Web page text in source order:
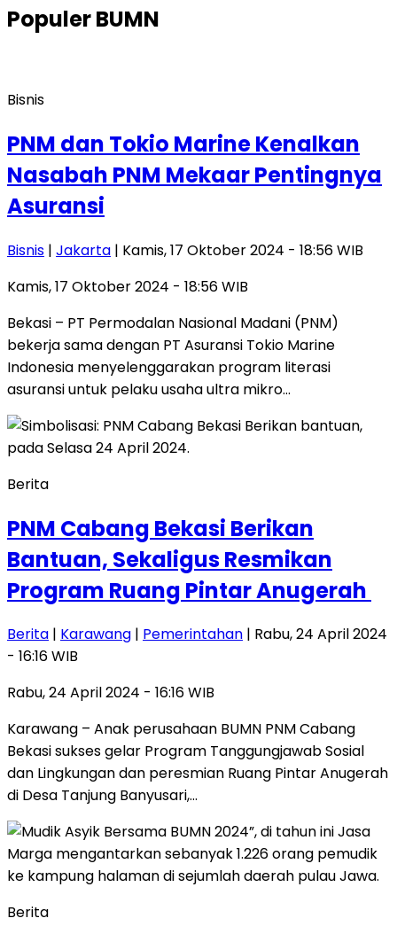
PopulerBUMN
Bisnis
PNM dan Tokio Marine Kenalkan
Nasabah PNM Mekaar Pentingnya
Asuransi
Bisnis | Jakarta | Kamis, 17 Oktober 2024 - 18:56 WIB
Kamis, 17 Oktober 2024 - 18:56 WIB
Bekasi – PT Permodalan Nasional Madani (PNM)
bekerja sama dengan PT Asuransi Tokio Marine
Indonesia menyelenggarakan program literasi
asuransi untuk pelaku usaha ultra mikro…
Berita
PNM Cabang Bekasi Berikan
Bantuan, Sekaligus Resmikan
Program Ruang Pintar Anugerah
Berita | Karawang | Pemerintahan | Rabu, 24 April 2024
- 16:16 WIB
Rabu, 24 April 2024 - 16:16 WIB
Karawang – Anak perusahaan BUMN PNM Cabang
Bekasi sukses gelar Program Tanggungjawab Sosial
dan Lingkungan dan peresmian Ruang Pintar Anugerah
di Desa Tanjung Banyusari,…
Berita